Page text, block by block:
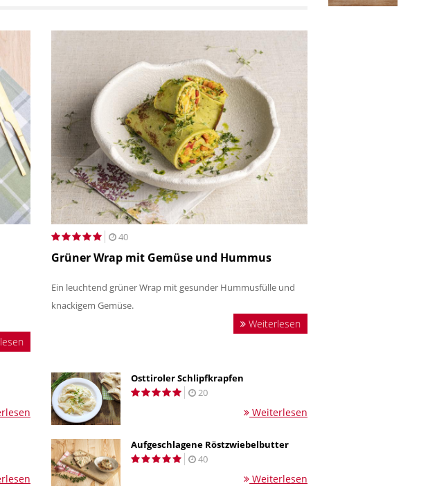
40
Grüner Wrap mit Gemüse und Hummus
Ein leuchtend grüner Wrap mit gesunder Hummusfülle und
knackigem Gemüse.
Weiterlesen
Osttiroler Schlipfkrapfen
20
Weiterlesen
Aufgeschlagene Röstzwiebelbutter
40
Weiterlesen